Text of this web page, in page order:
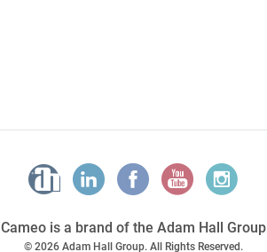
Cameo is a brand of the Adam Hall Group
© 2026 Adam Hall Group. All Rights Reserved.